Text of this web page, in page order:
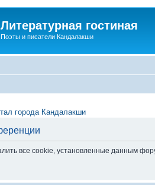
Литературная гостиная
Поэты и писатели Кандалакши
города Кандалакши
все cookie, установленные данным